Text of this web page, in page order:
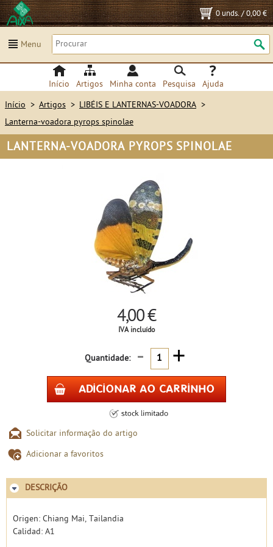
0 unds./0,00 €
Menu
Início Artigos Minha conta Pesquisa Ajuda
Início > Artigos > LIBÉIS E LANTERNAS-VOADORA >
Lanterna-voadora pyrops spinolae
LANTERNA-VOADORA PYROPS SPINOLAE
4,00 €
IVA incluído
Quantidade: - +
Solicitar informação do artigo
Adicionar a favoritos
DESCRIÇÃO
Origen: Chiang Mai, Tailandia
Calidad: A1